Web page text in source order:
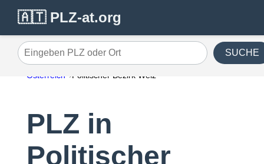
🇦🇹 PLZ-at.org
Eingeben PLZ oder Ort SUCHE
Österreich Politischer Bezirk Weiz
PLZ in
Politischer